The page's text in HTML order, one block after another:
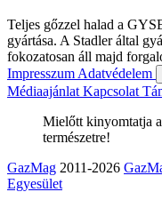
Teljes gőzzel halad a
gyártása. A Stadler által
fokozatosan áll majd
Impresszum Adatvédelem
Médiaajánlat Kapcsolat
Mielőtt kinyomtatja
természetre!
GazMag 2011-2026
Egyesület